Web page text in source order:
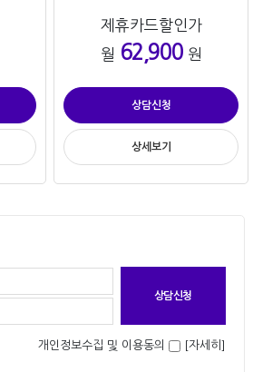
제휴카드할인가
월 62,900원
상담신청
상세보기
개인정보수집 및 이용동의 [자세히]